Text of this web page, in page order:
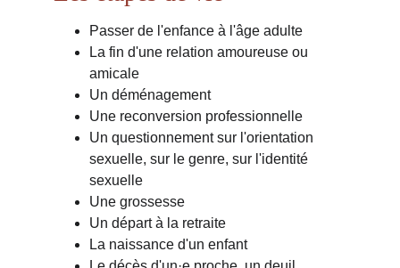
Passer de l'enfance à l'âge adulte
La fin d'une relation amoureuse ou
amicale
Un déménagement
Une reconversion professionnelle
Un questionnement sur l'orientation
sexuelle, sur le genre, sur l'identité
sexuelle
Une grossesse
Un départ à la retraite
La naissance d'un enfant